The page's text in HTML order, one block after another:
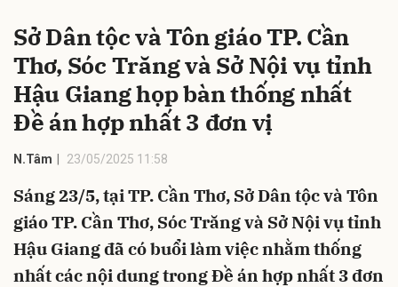
Sở Dân tộc và Tôn giáo TP. Cần
Thơ, Sóc Trăng và Sở Nội vụ tỉnh
Hậu Giang họp bàn thống nhất
Đề án hợp nhất 3 đơn vị
N.Tâm 23/05/2025 11:58
Sáng 23/5, tại TP. Cần Thơ, Sở Dân tộc và Tôn
giáo TP. Cần Thơ, Sóc Trăng và Sở Nội vụ tỉnh
Hậu Giang đã có buổi làm việc nhằm thống
nhất các nội dung trong Đề án hợp nhất 3 đơn